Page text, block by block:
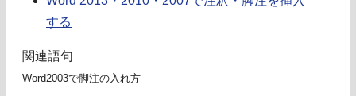
する
関連語句
Word2003で脚注の入れ方